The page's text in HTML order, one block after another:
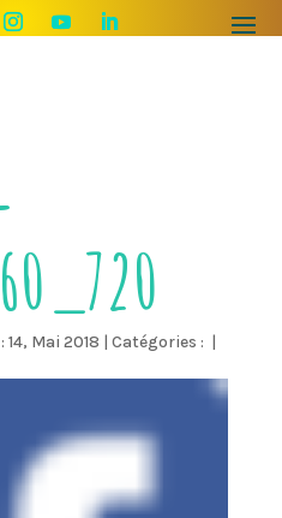
14, Mai 2018 | Catégories : |